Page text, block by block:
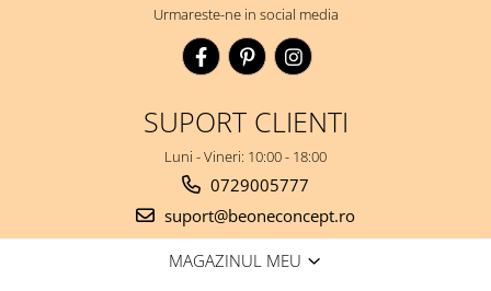
Urmareste-ne in social media
SUPORT CLIENTI
Luni - Vineri: 10:00 - 18:00
0729005777
suport@beoneconcept.ro
MAGAZINUL MEU